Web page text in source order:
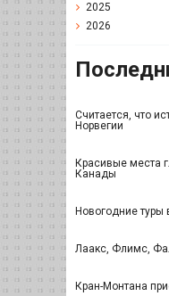
2025
2026
Считается, что
Норвегии
Красивые места
Канады
Новогодние туры
Лаакс, Флимс,
Кран-Монтана